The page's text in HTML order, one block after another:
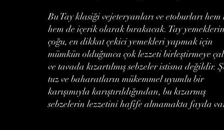
Bu Tay klasiği vejeteryanları ve etoburları hem
hem de içerik olarak bırakacak. Tay
çoğu, en dikkat çekici yemekleri yapmak için
mümkün olduğunca çok lezzeti birleştirmeye
ve tavada kızartılmış sebzeler istisna değildir.
tuz ve baharatların mükemmel uyumlu bir
karışımıyla karıştırıldığından, bu kızarmış
sebzelerin lezzetini hafife almamakta fayda